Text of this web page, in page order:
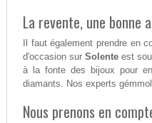
La revente, une bonne
Il faut également prendre en
d'occasion sur Solenteest
à la fonte des bijoux pour
diamants. Nos experts
Nous prenons en